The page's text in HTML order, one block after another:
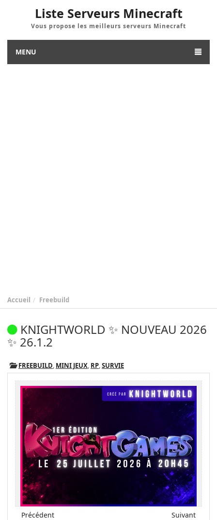
Liste Serveurs Minecraft
Vous propose les meilleurs serveurs Minecraft
MENU
Accueil Freebuild
KNIGHTWORLD ✨ NOUVEAU 2026
✨ 26.1.2
FREEBUILD, MINI JEUX, RP,SURVIE
Précédent Suivant